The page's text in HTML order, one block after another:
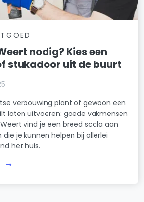
nodig? Kies een
stukadoor uit de buurt
verbouwing plant of gewoon een
laten uitvoeren: goede vakmensen
vind je een breed scala aan
die je kunnen helpen bij allerlei
het huis.